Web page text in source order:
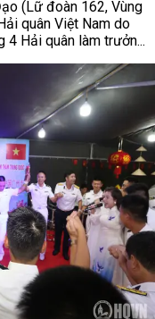
(Lữ đoàn 162, Vùng
quân Việt Nam do
Hải quân làm trưởn...